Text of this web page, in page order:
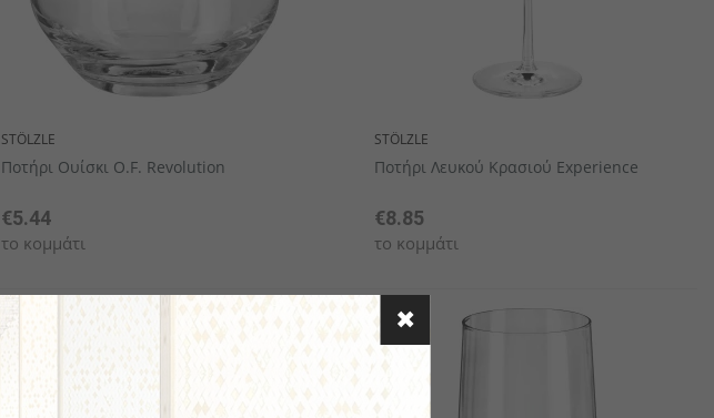
STÖLZLE
Ποτήρι Ουίσκι O.F. Revolution
€5.44
το κομμάτι
STÖLZLE
Ποτήρι Λευκού Κρασιού Experience
€8.85
το κομμάτι